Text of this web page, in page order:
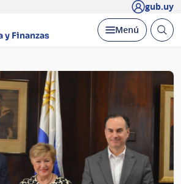
gub.uy
y Finanzas
Desplegar
Menú Abrir